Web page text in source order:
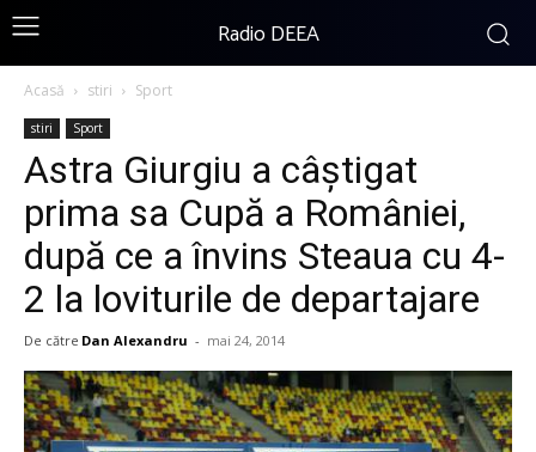
Radio DEEA
Acasă stiri Sport
stiri Sport
Astra Giurgiu a câștigat
prima sa Cupă a României,
după ce a învins Steaua cu 4-
2 la loviturile de departajare
De către Dan Alexandru - mai 24, 2014